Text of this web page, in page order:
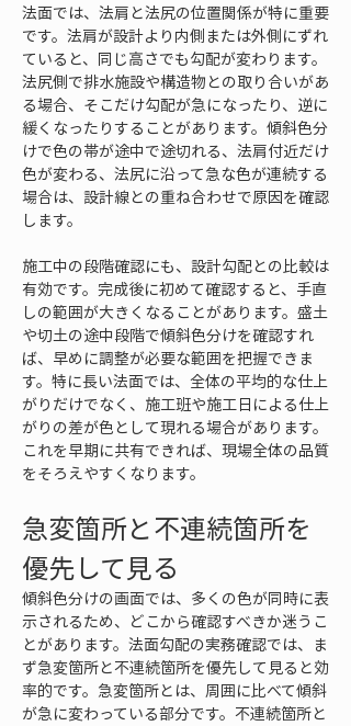
法面では、法肩と法尻の位置関係が特に重要
です。法肩が設計より内側または外側にずれ
ていると、同じ高さでも勾配が変わります。
法尻側で排水施設や構造物との取り合いがあ
る場合、そこだけ勾配が急になったり、逆に
緩くなったりすることがあります。傾斜色分
けで色の帯が途中で途切れる、法肩付近だけ
色が変わる、法尻に沿って急な色が連続する
場合は、設計線との重ね合わせで原因を確認
します。
施工中の段階確認にも、設計勾配との比較は
有効です。完成後に初めて確認すると、手直
しの範囲が大きくなることがあります。盛土
や切土の途中段階で傾斜色分けを確認すれ
ば、早めに調整が必要な範囲を把握できま
す。特に長い法面では、全体の平均的な仕上
がりだけでなく、施工班や施工日による仕上
がりの差が色として現れる場合があります。
これを早期に共有できれば、現場全体の品質
をそろえやすくなります。
急変箇所と不連続箇所を
優先して見る
傾斜色分けの画面では、多くの色が同時に表
示されるため、どこから確認すべきか迷うこ
とがあります。法面勾配の実務確認では、ま
ず急変箇所と不連続箇所を優先して見ると効
率的です。急変箇所とは、周囲に比べて傾斜
が急に変わっている部分です。不連続箇所と